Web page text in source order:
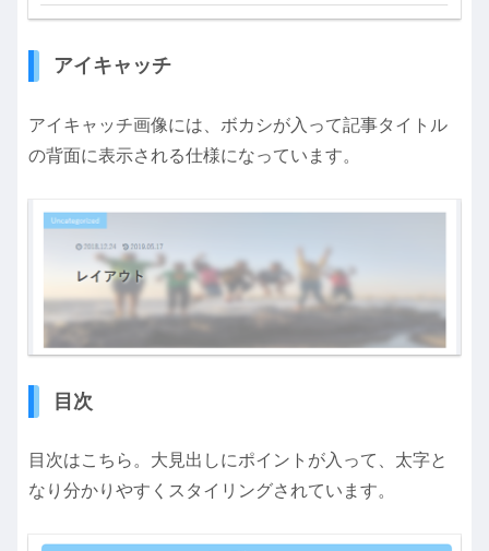
アイキャッチ
アイキャッチ画像には、ボカシが入って記事タイトル
の背面に表示される仕様になっています。
目次
目次はこちら。大見出しにポイントが入って、太字と
なり分かりやすくスタイリングされています。